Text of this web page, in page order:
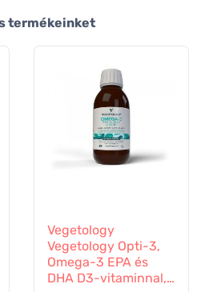
termékeinket
Vegetology
Vegetology Opti-3,
Omega-3 EPA és
DHA D3-vitaminnal,